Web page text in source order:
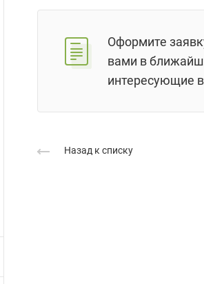
Оформите
вами в
интересующие
Назад к списку